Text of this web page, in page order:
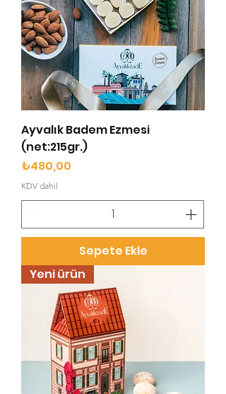
Ayvalık Badem Ezmesi
(net:215gr.)
Fiyat
₺480,00
KDV dahil
Sepete Ekle
Yeni ürün